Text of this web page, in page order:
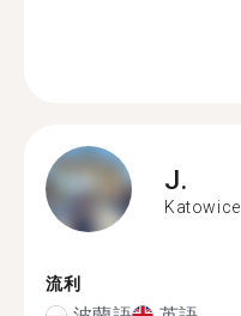
J.
Katowice
流利